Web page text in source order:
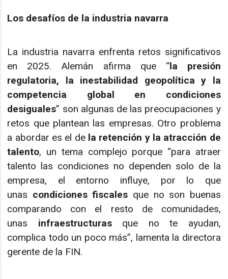
Los desafíos de la industria navarra
La industria navarra enfrenta retos significativos
en 2025. Alemán afirma que “la presión
regulatoria, la inestabilidad geopolítica y la
competencia global en condiciones
desiguales” son algunas de las preocupaciones y
retos que plantean las empresas. Otro problema
a abordar es el de la retención y la atracción de
talento, un tema complejo porque “para atraer
talento las condiciones no dependen solo de la
empresa, el entorno influye, por lo que
unas condiciones fiscales que no son buenas
comparando con el resto de comunidades,
unas infraestructurasque no te ayudan,
complica todo un poco más”, lamenta la directora
gerente de la FIN.